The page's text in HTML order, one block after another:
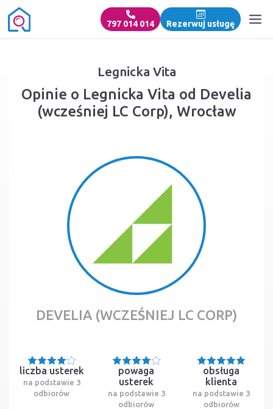
797 014 014 Rezerwuj usługę
Legnicka Vita
Opinie o Legnicka Vita od Develia
(wcześniej LC Corp), Wrocław
DEVELIA (WCZEŚNIEJ LC CORP)
liczba usterek
na podstawie 3
odbiorów
powaga
usterek
na podstawie 3
odbiorów
obsługa
klienta
na podstawie 3
odbiorów